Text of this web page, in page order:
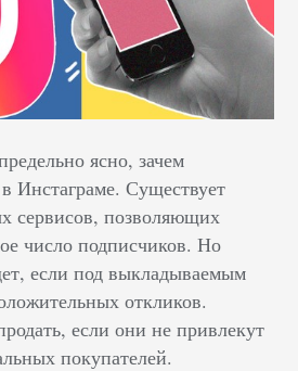
ясно, зачем
Инстаграме. Существует
сервисов, позволяющих
число подписчиков. Но
если под выкладываемым
откликов.
если они не привлекут
покупателей.